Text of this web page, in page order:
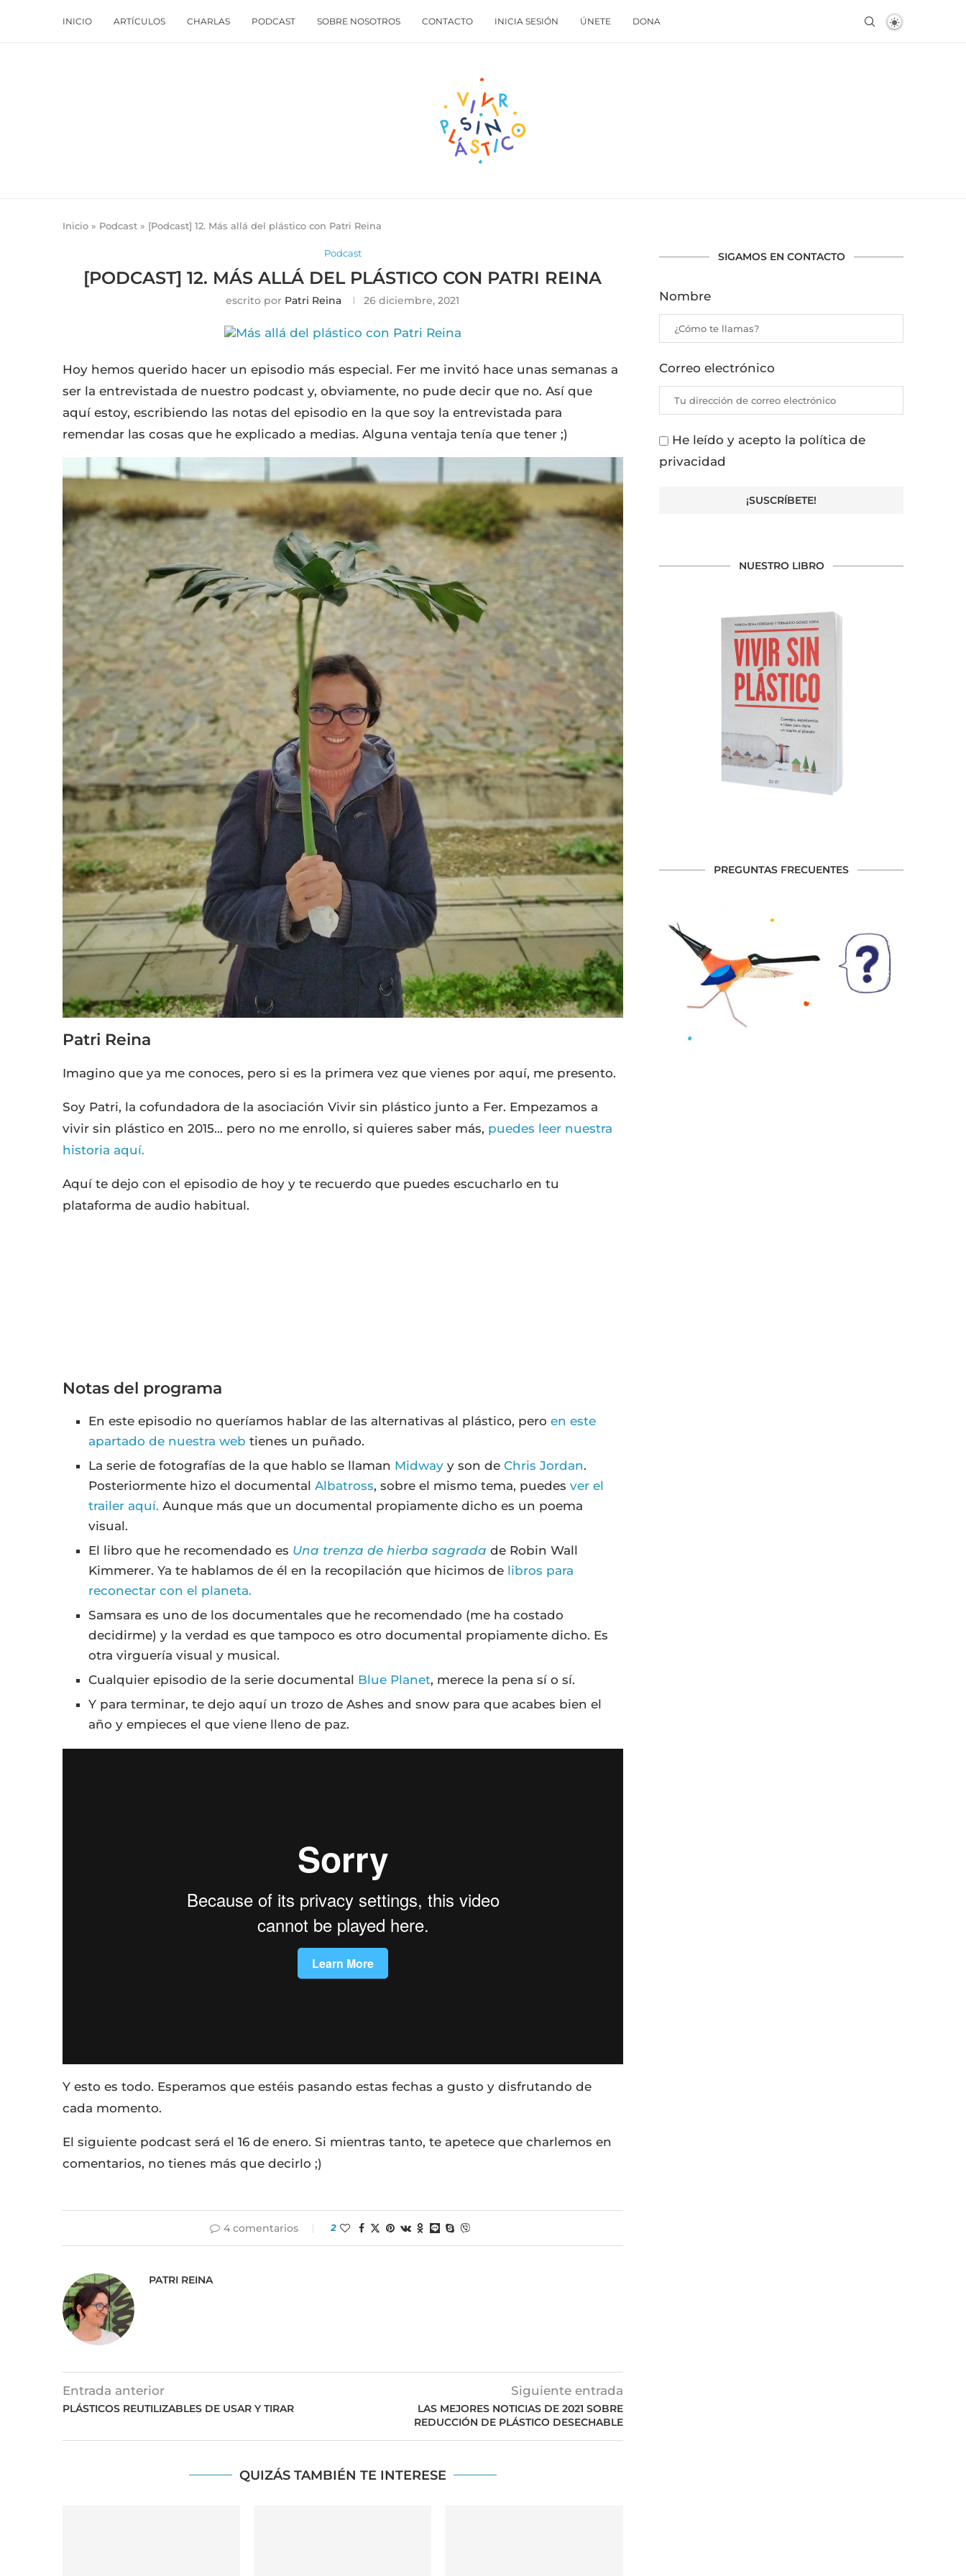
INICIO ARTÍCULOS CHARLAS PODCAST SOBRE NOSOTROS CONTACTO INICIA SESIÓN ÚNETE DONA
Inicio » Podcast » [Podcast] 12. Más allá del plástico con Patri Reina
Podcast
[PODCAST] 12. MÁS ALLÁ DEL PLÁSTICO CON PATRI REINA
escrito por Patri Reina 26 diciembre, 2021
Hoy hemos querido hacer un episodio más especial. Fer me invitó hace unas semanas a
ser la entrevistada de nuestro podcast y, obviamente, no pude decir que no. Así que
aquí estoy, escribiendo las notas del episodio en la que soy la entrevistada para
remendar las cosas que he explicado a medias. Alguna ventaja tenía que tener ;)
Patri Reina
Imagino que ya me conoces, pero si es la primera vez que vienes por aquí, me presento.
Soy Patri, la cofundadora de la asociación Vivir sin plástico junto a Fer. Empezamos a
vivir sin plástico en 2015… pero no me enrollo, si quieres saber más, puedes leer nuestra
historia aquí.
Aquí te dejo con el episodio de hoy y te recuerdo que puedes escucharlo en tu
plataforma de audio habitual.
Notas del programa
En este episodio no queríamos hablar de las alternativas al plástico, pero en este
apartado de nuestra web tienes un puñado.
La serie de fotografías de la que hablo se llaman Midway y son de Chris Jordan.
Posteriormente hizo el documental Albatross, sobre el mismo tema, puedes ver el
trailer aquí. Aunque más que un documental propiamente dicho es un poema
visual.
El libro que he recomendado es Una trenza de hierba sagrada de Robin Wall
Kimmerer. Ya te hablamos de él en la recopilación que hicimos de libros para
reconectar con el planeta.
Samsara es uno de los documentales que he recomendado (me ha costado
decidirme) y la verdad es que tampoco es otro documental propiamente dicho. Es
otra virguería visual y musical.
Cualquier episodio de la serie documental Blue Planet, merece la pena sí o sí.
Y para terminar, te dejo aquí un trozo de Ashes and snow para que acabes bien el
año y empieces el que viene lleno de paz.
Y esto es todo. Esperamos que estéis pasando estas fechas a gusto y disfrutando de
cada momento.
El siguiente podcast será el 16 de enero. Si mientras tanto, te apetece que charlemos en
comentarios, no tienes más que decirlo ;)
4 comentarios 2
PATRI REINA
Entrada anterior
PLÁSTICOS REUTILIZABLES DE USAR Y TIRAR
Siguiente entrada
LAS MEJORES NOTICIAS DE 2021 SOBRE
REDUCCIÓN DE PLÁSTICO DESECHABLE
QUIZÁS TAMBIÉN TE INTERESE
SIGAMOS EN CONTACTO
Nombre
Correo electrónico
He leído y acepto la política de
privacidad
NUESTRO LIBRO
PREGUNTAS FRECUENTES